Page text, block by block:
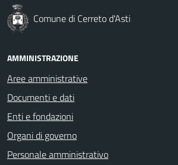
Comune di Cerreto d'Asti
AMMINISTRAZIONE
Aree amministrative
Documenti e dati
Enti e fondazioni
Organi di governo
Personale amministrativo